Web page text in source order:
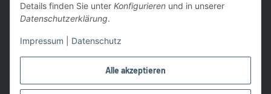
Alle akzeptieren
Details finden Sie unter Konfigurieren und in unserer
Datenschutzerklärung.
Impressum Datenschutz
UVP: Ist die unverbindliche Preisempfehlung des Herstellers für
* Gratis Versand ab 99 € innerhalb Deutschlands